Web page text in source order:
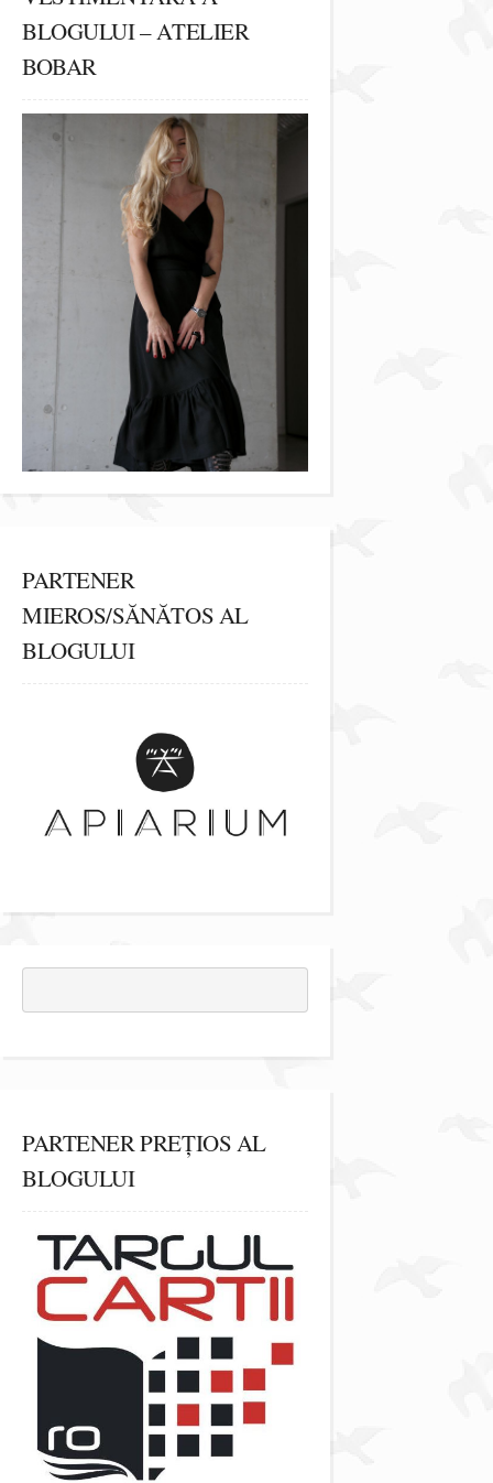
BLOGULUI – ATELIER
BOBAR
PARTENER
MIEROS/SĂNĂTOS AL
BLOGULUI
PARTENER PREȚIOS AL
BLOGULUI